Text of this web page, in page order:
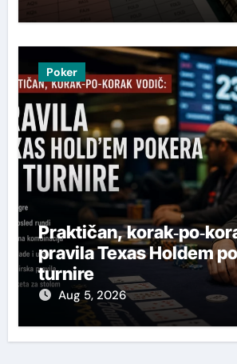
Poker
Praktičan,
pravila Texas Holdem
turnire
Aug 5, 2026